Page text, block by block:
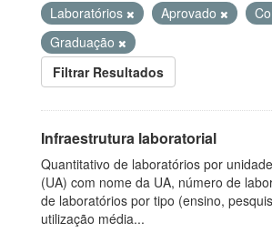
Laboratórios
Aprovado
Graduação
Filtrar Resultados
Infraestrutura laboratorial
Quantitativo de laboratórios por
(UA) com nome da UA, número de
de laboratórios por tipo (ensino,
utilização média...